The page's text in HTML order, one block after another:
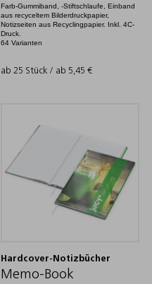
Farb-Gummiband, -Stiftschlaufe, Einband
aus recyceltem Bilderdruckpapier,
Notizseiten aus Recyclingpapier. Inkl. 4C-
Druck.
64 Varianten
ab 25 Stück / ab 5,45 €
Hardcover-Notizbücher
Memo-Book